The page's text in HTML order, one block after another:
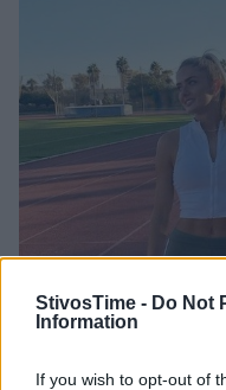
StivosTime - Do Not
Information
If you wish to opt-out of